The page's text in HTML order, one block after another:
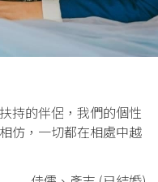
持的伴侶，我們的個性
仿，一切都在相處中越